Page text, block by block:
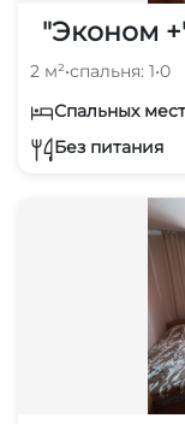
"Эконом
2 м²•спальня: 1•0
Спальных
Без питания